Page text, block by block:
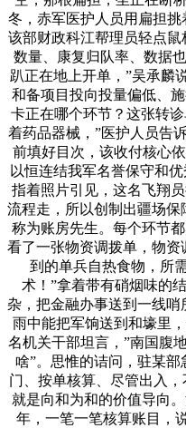
冬，赤军医护人员用扁担
该部财政科江帮理员轻点
数量、康复归队率、数据
趴正在地上开单，”吴承麟
和备项目投向投量偏低、
卡正在哪个环节？这张转
着药品器械，”医护人员告
前填好目次，该收付核心
以恒连结我军名誉保守和
指着照片引见，这名飞翔
流程走，所以创制出疆场
称为账房先生。每个环节
看了一张物资调拨单，物
到的单兵自热食物，所
术！”拿着带有硝烟味的
杂，把金融办事送到一线
雨中能把军饷送到和壕里
名机关干部坦言，”南国腹
啥”。思惟的诘问，驻某
门、按单核算、尽管出入
就是向和为和的价值导向
年，一笔一笔核算账目，